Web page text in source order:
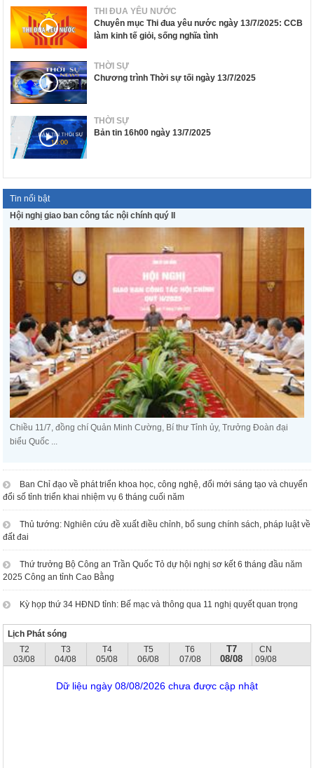
THI ĐUA YÊU NƯỚC
Chuyên mục Thi đua yêu nước ngày 13/7/2025: CCB
làm kinh tế giỏi, sống nghĩa tình
THỜI SỰ
Chương trình Thời sự tối ngày 13/7/2025
THỜI SỰ
Bản tin 16h00 ngày 13/7/2025
Tin nổi bật
Hội nghị giao ban công tác nội chính quý II
Chiều 11/7, đồng chí Quản Minh Cường, Bí thư Tỉnh ủy, Trưởng Đoàn đại
biểu Quốc ...
Ban Chỉ đạo về phát triển khoa học, công nghệ, đổi mới sáng tạo và chuyển
đổi số tỉnh triển khai nhiệm vụ 6 tháng cuối năm
Thủ tướng: Nghiên cứu đề xuất điều chỉnh, bổ sung chính sách, pháp luật về
đất đai
Thứ trưởng Bộ Công an Trần Quốc Tỏ dự hội nghị sơ kết 6 tháng đầu năm
2025 Công an tỉnh Cao Bằng
Kỳ họp thứ 34 HĐND tỉnh: Bế mạc và thông qua 11 nghị quyết quan trọng
Lịch Phát sóng
T2
03/08
T3
04/08
T4
05/08
T5
06/08
T6
07/08
T7
08/08
CN
09/08
Dữ liệu ngày 08/08/2026 chưa được cập nhật